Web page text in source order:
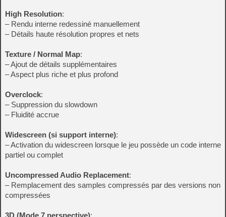
High Resolution:
– Rendu interne redessiné manuellement
– Détails haute résolution propres et nets
Texture / Normal Map:
– Ajout de détails supplémentaires
– Aspect plus riche et plus profond
Overclock:
– Suppression du slowdown
– Fluidité accrue
Widescreen (si support interne):
– Activation du widescreen lorsque le jeu possède un code interne
partiel ou complet
Uncompressed Audio Replacement:
– Remplacement des samples compressés par des versions non
compressées